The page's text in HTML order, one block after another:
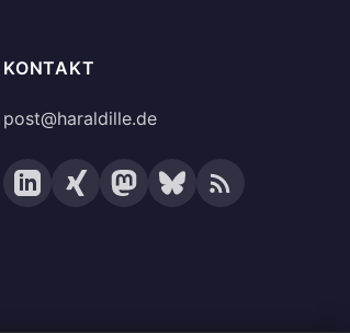
KONTAKT
post@haraldille.de